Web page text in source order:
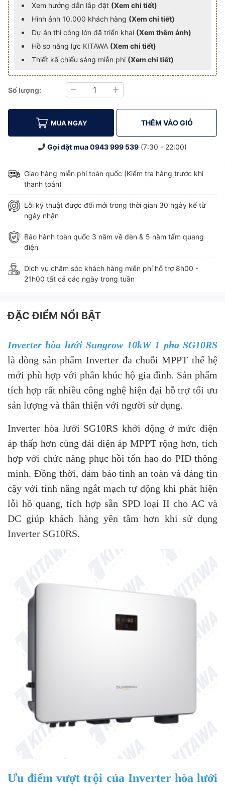
Xem hướng dẫn lắp đặt (Xem chi tiết)
Hình ảnh 10.000 khách hàng (Xem chi tiết)
Dự án thi công lớn đã triển khai (Xem thêm ảnh)
Hồ sơ năng lực KITAWA (Xem chi tiết)
Thiết kế chiếu sáng miễn phí (Xem chi tiết)
Số lượng:
Giảm Tăng
MUA NGAY THÊM VÀO GIỎ
Gọi đặt mua0943 999 539 (7:30 - 22:00)
Giao hàng miễn phí toàn quốc (Kiểm tra hàng trước khi
thanh toán)
Lỗi kỹ thuật được đổi mới trong thời gian 30 ngày kể từ
ngày nhận
Bảo hành toàn quốc 3 năm về đèn & 5 năm tấm quang
điện
Dịch vụ chăm sóc khách hàng miễn phí hỗ trợ 8h00 -
21h00 tất cả các ngày trong tuần
ĐẶC ĐIỂM NỔI BẬT
Inverter hòa lưới Sungrow 10kW 1 pha SG10RS
là dòng sản phẩm Inverter đa chuỗi MPPT thế hệ
mới phù hợp với phân khúc hộ gia đình. Sản phẩm
tích hợp rất nhiều công nghệ hiện đại hỗ trợ tối ưu
sản lượng và thân thiện với người sử dụng.
Inverter hòa lưới SG10RS khởi động ở mức điện
áp thấp hơn cùng dải điện áp MPPT rộng hơn, tích
hợp với chức năng phục hồi tổn hao do PID thông
minh. Đồng thời, đảm bảo tính an toàn và đáng tin
cậy với tính năng ngắt mạch tự động khi phát hiện
lỗi hồ quang, tích hợp sẵn SPD loại II cho AC và
DC giúp khách hàng yên tâm hơn khi sử dụng
Inverter SG10RS.
Ưu điểm vượt trội của Inverter hòa lưới